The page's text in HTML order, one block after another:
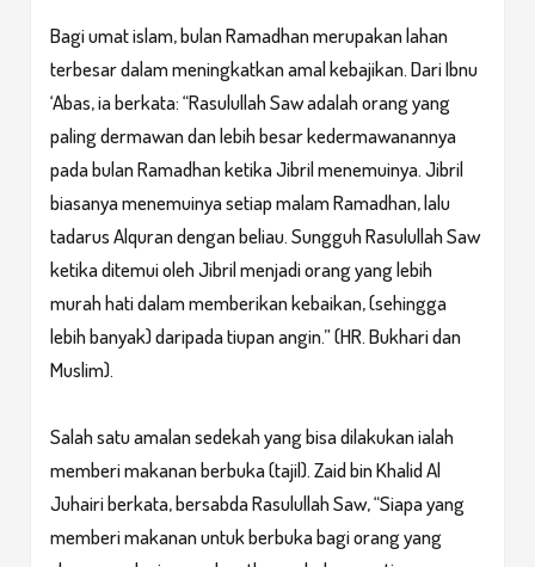
Bagi umat islam, bulan Ramadhan merupakan lahan
terbesar dalam meningkatkan amal kebajikan. Dari Ibnu
‘Abas, ia berkata: “Rasulullah Saw adalah orang yang
paling dermawan dan lebih besar kedermawanannya
pada bulan Ramadhan ketika Jibril menemuinya. Jibril
biasanya menemuinya setiap malam Ramadhan, lalu
tadarus Alquran dengan beliau. Sungguh Rasulullah Saw
ketika ditemui oleh Jibril menjadi orang yang lebih
murah hati dalam memberikan kebaikan, (sehingga
lebih banyak) daripada tiupan angin.” (HR. Bukhari dan
Muslim).
Salah satu amalan sedekah yang bisa dilakukan ialah
memberi makanan berbuka (tajil). Zaid bin Khalid Al
Juhairi berkata, bersabda Rasulullah Saw, “Siapa yang
memberi makanan untuk berbuka bagi orang yang